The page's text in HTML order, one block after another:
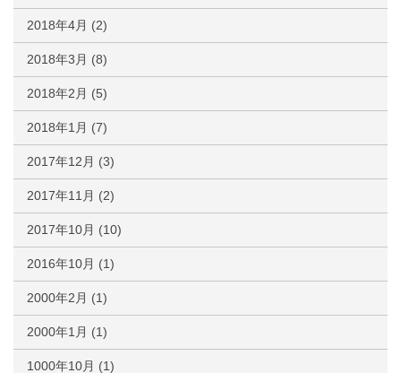
2018年4月 (2)
2018年3月 (8)
2018年2月 (5)
2018年1月 (7)
2017年12月 (3)
2017年11月 (2)
2017年10月 (10)
2016年10月 (1)
2000年2月 (1)
2000年1月 (1)
1000年10月 (1)